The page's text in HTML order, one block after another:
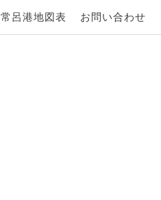
常呂港地図表 お問い合わせ